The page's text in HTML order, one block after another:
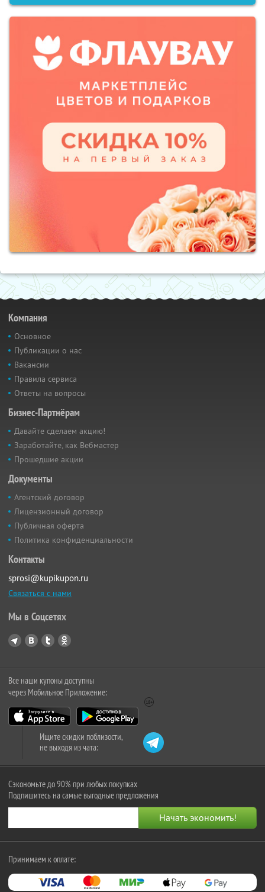
Компания
Основное
Публикации о нас
Вакансии
Правила сервиса
Ответы на вопросы
Бизнес-Партнёрам
Давайте сделаем акцию!
Заработайте, как Вебмастер
Прошедшие акции
Документы
Агентский договор
Лицензионный договор
Публичная оферта
Политика конфиденциальности
Контакты
sprosi@kupikupon.ru
Связаться с нами
Мы в Соцсетях
Все наши купоны доступны
через Мобильное Приложение:
Ищите скидки поблизости,
не выходя из чата:
Сэкономьте до 90% при любых покупках
Подпишитесь на самые выгодные предложения
Принимаем к оплате: